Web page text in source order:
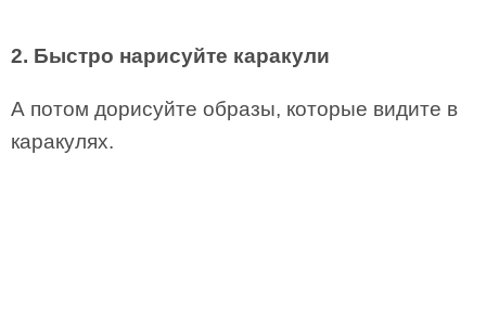
2. Быстро нарисуйте каракули
А потом дорисуйте образы, которые видите в
каракулях.